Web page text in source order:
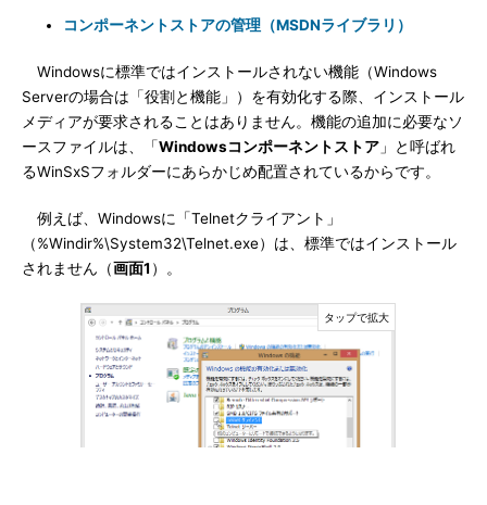
コンポーネントストアの管理（MSDNライブラリ）
Windowsに標準ではインストールされない機能（Windows
Serverの場合は「役割と機能」）を有効化する際、インストール
メディアが要求されることはありません。機能の追加に必要なソ
ースファイルは、「Windowsコンポーネントストア 」と呼ばれ
るWinSxSフォルダーにあらかじめ配置されているからです。
例えば、Windowsに「Telnetクライアント」
（%Windir%\System32\Telnet.exe）は、標準ではインストール
されません（画面1 ）。